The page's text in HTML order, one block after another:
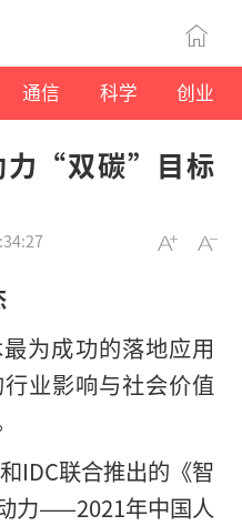
通信 科学 创业
力“双碳”目标
为成功的落地应用
业影响与社会价值
IDC联合推出的《智
力——2021年中国人